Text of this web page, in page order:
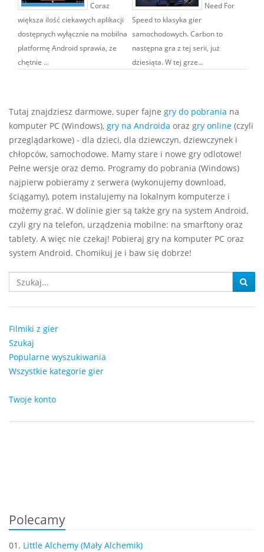
Coraz
większa ilość ciekawych aplikacji
dostępnych wyłącznie na mobilna
platformę Android sprawia, że
chętnie ...
Need For
Speed to klasyka gier
samochodowych. Carbon to
następna gra z tej serii, już
dziesiąta. W tej grze...
Tutaj znajdziesz darmowe, super fajne gry do pobrania na
komputer PC (Windows), gry na Androida oraz gry online (czyli
przeglądarkowe) - dla dzieci, dla dziewczyn, dziewczynek i
chłopców, samochodowe. Mamy stare i nowe gry odlotowe!
Pełne wersje oraz demo. Programy do pobrania (Windows)
najpierw pobieramy z serwera (wykonujemy download,
ściągamy), potem instalujemy na lokalnym komputerze i
możemy grać. W dolinie gier są także gry na system Android,
czyli gry na telefon, urządzenia mobilne: na smarftony oraz
tablety. A więc nie czekaj! Pobieraj gry na komputer PC oraz
system Android. Chomikuj je i baw się dobrze!
Filmiki z gier
Szukaj
Popularne wyszukiwania
Wszystkie kategorie gier
Twoje konto
Polecamy
01. Little Alchemy (Mały Alchemik)